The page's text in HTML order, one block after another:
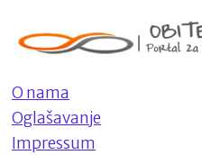
O nama
Oglašavanje
Impressum